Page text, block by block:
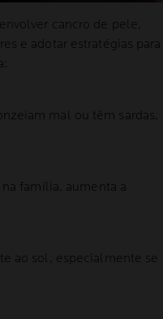
cancro de pele,
e adotar estratégias para
mal ou têm sardas,
família, aumenta a
ao sol, especialmente se